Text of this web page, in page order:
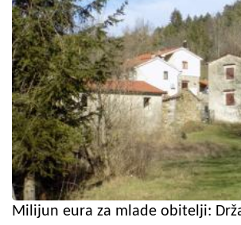
Milijun eura za mlade obitelji: